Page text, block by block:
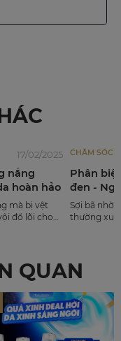
17/02/2025
nắng
hoàn hảo
mà bị vệt
đổ lỗi cho
CHĂM SÓC
Phân
đen -
hiệu quả
Sợi bã
thường
làm thế
bay
QUAN